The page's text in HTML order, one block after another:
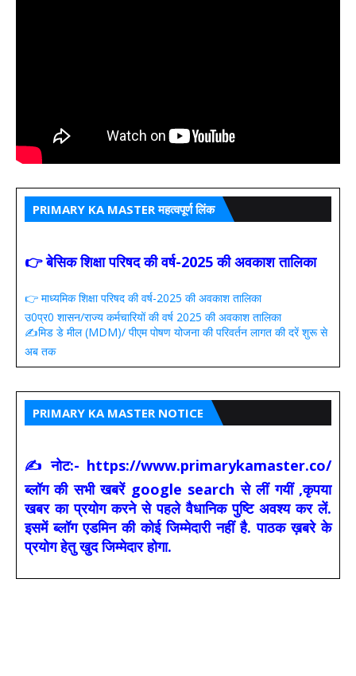
PRIMARY KA MASTER महत्वपूर्ण लिंक
👉 बेसिक शिक्षा परिषद की वर्ष-2025 की अवकाश तालिका
👉 माध्यमिक शिक्षा परिषद की वर्ष-2025 की अवकाश तालिका
उ0प्र0 शासन/राज्य कर्मचारियों की वर्ष 2025 की अवकाश तालिका
✍️मिड डे मील (MDM)/ पीएम पोषण योजना की परिवर्तन लागत की दरें शुरू से
अब तक
PRIMARY KA MASTER NOTICE
✍ नोट:- https://www.primarykamaster.co/
ब्लॉग की सभी खबरें google search से लीं गयीं ,कृपया
खबर का प्रयोग करने से पहले वैधानिक पुष्टि अवश्य कर लें.
इसमें ब्लॉग एडमिन की कोई जिम्मेदारी नहीं है. पाठक ख़बरे के
प्रयोग हेतु खुद जिम्मेदार होगा.